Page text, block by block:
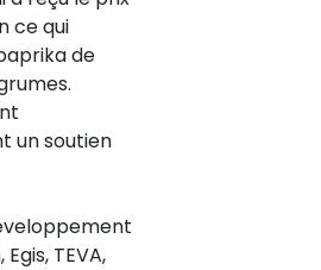
ce qui
de
un soutien
TEVA,